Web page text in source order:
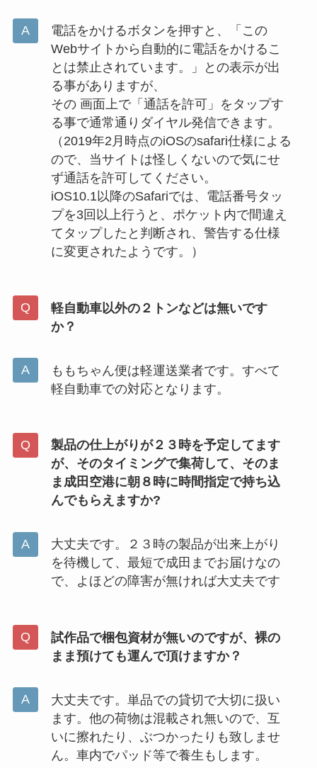
電話をかけるボタンを押すと、「この
Webサイトから自動的に電話をかけるこ
とは禁止されています。」との表示が出
る事がありますが、
その 画面上で「通話を許可」をタップす
る事で通常通りダイヤル発信できます。
（2019年2月時点のiOSのsafari仕様による
ので、当サイトは怪しくないので気にせ
ず通話を許可してください。
iOS10.1以降のSafariでは、電話番号タッ
プを3回以上行うと、ポケット内で間違え
てタップしたと判断され、警告する仕様
に変更されたようです。）
軽自動車以外の２トンなどは無いです
か？
ももちゃん便は軽運送業者です。すべて
軽自動車での対応となります。
製品の仕上がりが２３時を予定してます
が、そのタイミングで集荷して、そのま
ま成田空港に朝８時に時間指定で持ち込
んでもらえますか?
大丈夫です。２３時の製品が出来上がり
を待機して、最短で成田までお届けなの
で、よほどの障害が無ければ大丈夫です
試作品で梱包資材が無いのですが、裸の
まま預けても運んで頂けますか？
大丈夫です。単品での貸切で大切に扱い
ます。他の荷物は混載され無いので、互
いに擦れたり、ぶつかったりも致しませ
ん。車内でパッド等で養生もします。